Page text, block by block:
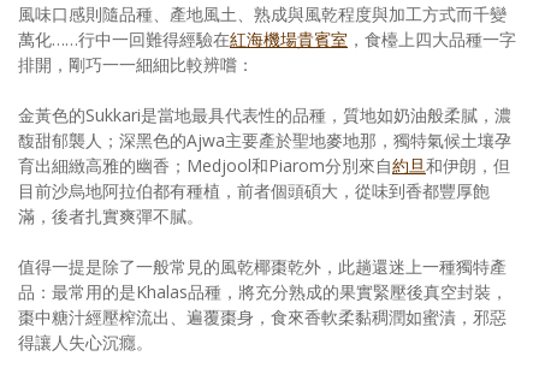
風味口感則隨品種、產地風土、熟成與風乾程度與加工方式而千變
萬化……行中一回難得經驗在紅海機場貴賓室 ，食檯上四大品種一字
排開，剛巧一一細細比較辨嚐：
金黃色的Sukkari是當地最具代表性的品種，質地如奶油般柔膩，濃
馥甜郁襲人；深黑色的Ajwa主要產於聖地麥地那，獨特氣候土壤孕
育出細緻高雅的幽香；Medjool和Piarom分別來自約旦和伊朗，但
目前沙烏地阿拉伯都有種植，前者個頭碩大，從味到香都豐厚飽
滿，後者扎實爽彈不膩。
值得一提是除了一般常見的風乾椰棗乾外，此趟還迷上一種獨特產
品：最常用的是Khalas品種，將充分熟成的果實緊壓後真空封裝，
棗中糖汁經壓榨流出、遍覆棗身，食來香軟柔黏稠潤如蜜漬，邪惡
得讓人失心沉癮。